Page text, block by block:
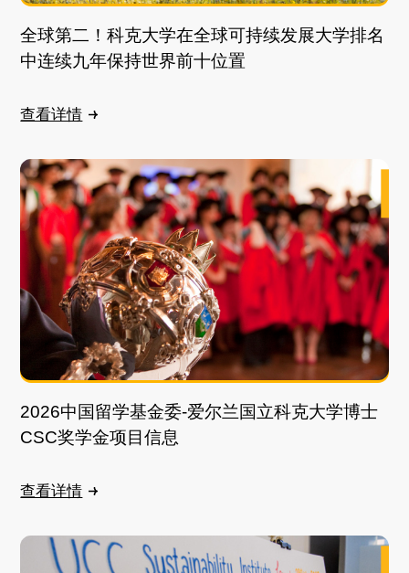
全球第二！科克大学在全球可持续发展大学排名
中连续九年保持世界前十位置
查看详情
2026中国留学基金委-爱尔兰国立科克大学博士
CSC奖学金项目信息
查看详情